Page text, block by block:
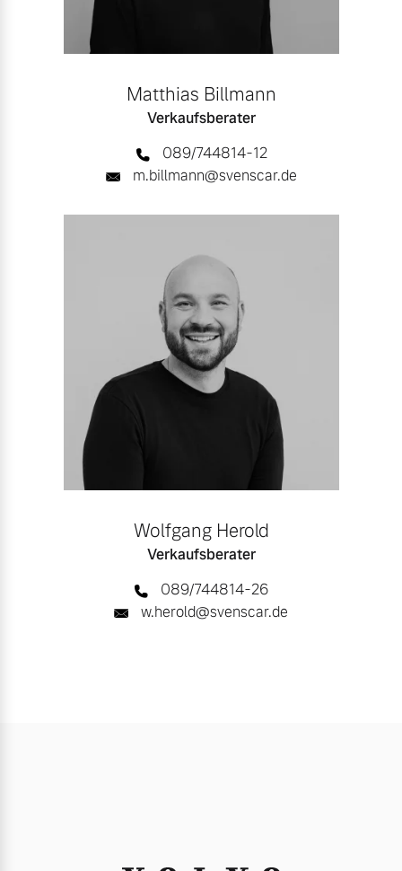
Matthias Billmann
Verkaufsberater
089/744814-12
m.billmann@svenscar.de
Wolfgang Herold
Verkaufsberater
089/744814-26
w.herold@svenscar.de